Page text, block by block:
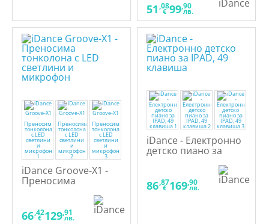
51,08
€ 99,90
лв.
iDance Groove-X1 -
Преносима
тонколона с LED
микрофон
66,42
€ 129,91
лв.
iDance - Електронно
детско пиано за
86,87
€ 169,90
лв.